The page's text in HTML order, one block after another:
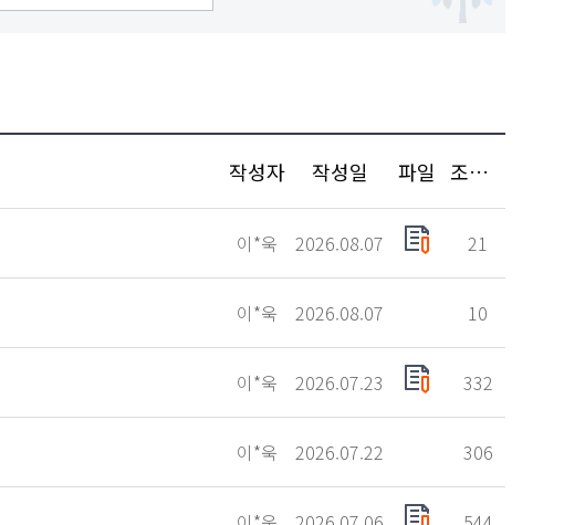
작성자 작성일 파일 조회수
이*욱 2026.08.07 21
이*욱 2026.08.07 10
이*욱 2026.07.23 332
이*욱 2026.07.22 306